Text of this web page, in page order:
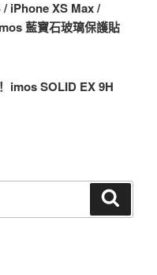
/ iPhone XS Max /
藍寶石玻璃保護貼
imos SOLID EX 9H